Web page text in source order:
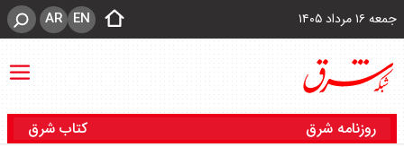
جمعه ۱۶ مرداد ۱۴۰۵ EN
AR
روزنامه شرق کتاب شرق